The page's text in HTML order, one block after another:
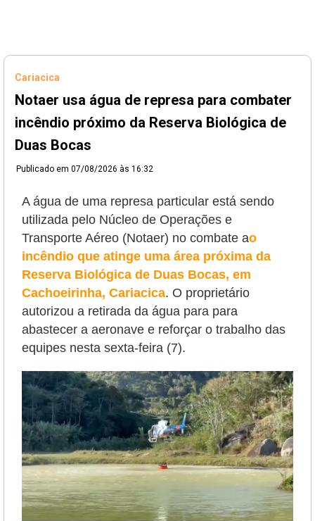
Cariacica
Notaer usa água de represa para combater
incêndio próximo da Reserva Biológica de
Duas Bocas
Publicado em 07/08/2026 às 16:32
A água de uma represa particular está sendo
utilizada pelo Núcleo de Operações e
Transporte Aéreo (Notaer) no combate ao
incêndio que atinge uma área próxima da
Reserva Biológica de Duas Bocas, em
Cachoeirinha, Cariacica. O proprietário
autorizou a retirada da água para para
abastecer a aeronave e reforçar o trabalho das
equipes nesta sexta-feira (7).